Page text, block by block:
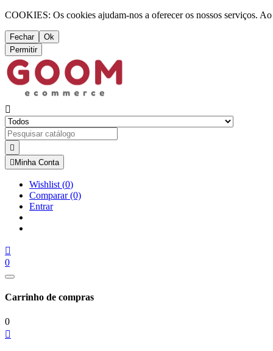
COOKIES: Os cookies ajudam-nos a oferecer os nossos serviços.
Fechar
Ok
Permitir


 Minha Conta
Wishlist (0)
Comparar(0)
Entrar

0
Carrinho de compras
0
